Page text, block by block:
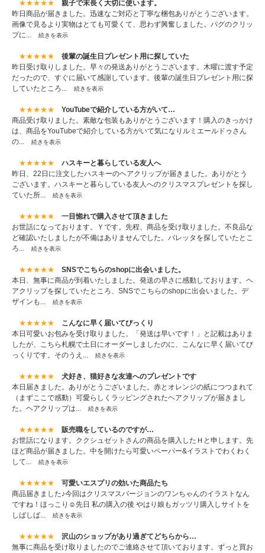
★★★★★
親子で末長く大切に使います。
昨日商品が届きました。迅速なご対応と丁寧な梱包ありがとうございます。
画像で見るより実物はとても可愛くて、思わず興奮しました。パグのクリッ
プに...
続きを表示
★★★★★
後輩の誕生日プレゼント用に探していた
昨日受け取りしました。早々の発送ありがとうございます。木曜に渡す予定
だったので、すぐに届いて感謝しています。後輩の誕生日プレゼント用に探
していたところ...
続きを表示
★★★★★
YouTubeで紹介している方がいて…
商品受け取りました。素敵な包装もありがとうございます！購入のきっかけ
は、商品をYouTubeで紹介している方がいて気になりルミエールドゥさん
の...
続きを表示
★★★★★
ハスキーと暮らしている友人へ
昨日、22日に注文したハスキーのヘアクリップが届きました。ありがとう
ございます。ハスキーと暮らしている友人へのクリスマスプレゼントを探し
ていた所...
続きを表示
★★★★★
一目惚れで購入させて頂きました
お世話になっております。Ｙです。先程、商品を受け取りました。不良品な
ど確認いたしましたが不備はありませんでした。バレッタを探していたとこ
ろ...
続きを表示
★★★★★
SNSでこちらのshopに出会いました。
本日、無事に商品が到着いたしました。発送の早さに感動しております。ヘ
アクリップを探していたところ、SNSでこちらのshopに出会いました。デ
ザインも...
続きを表示
★★★★★
こんなに早く届いてびっくり
本日可愛いお包みを受け取りました。「発送は早いです！」と記載はありま
したが、こちら札幌で土日にオーダーしましたのに、こんなに早く届いてび
っくりです。そのうえ...
続きを表示
★★★★★
犬好き、猫好きな友達へのプレゼントです
本日届きました。ありがとうございました。赤とオレンジの紙につつまれて
（まずここで感動）可愛らしくラッピングされたヘアクリップが届きまし
た。ヘアクリップは...
続きを表示
★★★★★
販売職をしているのですが…
お世話になります。ククシュゼットさんの商品を購入したＨと申します。先
ほど商品が届きました。中を開けたら可愛いペーパー&イラストでわくわく
して...
続きを表示
★★★★★
可愛いエスプリの効いた商品たち
商品届きました♪今回はクリスマスバージョンのワンちゃんのイラストなん
ですね！ほっこり☺️先日 私の購入の後 やはり娘もガッツリ購入しサイトを
しばしば...
続きを表示
★★★★★
沢山のショップがあり過ぎてどちらから…
無事に商品を受け取りましたのでご連絡させて頂いております。ずっと買お